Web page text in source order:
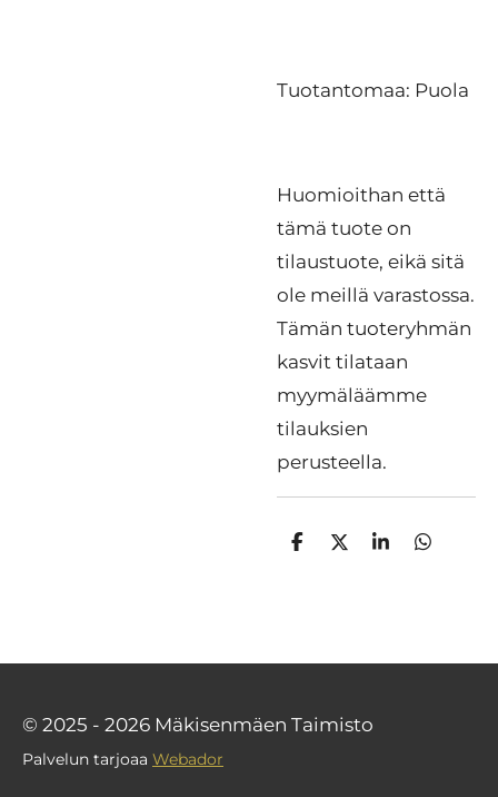
Tuotantomaa: Puola
Huomioithan että
tämä tuote on
tilaustuote, eikä sitä
ole meillä varastossa.
Tämän tuoteryhmän
kasvit tilataan
myymäläämme
tilauksien
perusteella.
J
J
J
J
© 2025 - 2026 Mäkisenmäen Taimisto
Palvelun tarjoaa Webador